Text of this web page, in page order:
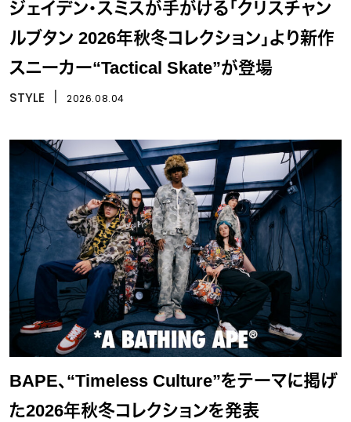
ジェイデン・スミスが手がける「クリスチャン
ルブタン 2026年秋冬コレクション」より新作
スニーカー“Tactical Skate”が登場
STYLE 2026.08.04
BAPE、“Timeless Culture”をテーマに掲げ
た2026年秋冬コレクションを発表